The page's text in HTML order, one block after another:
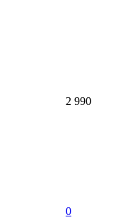
2 990
0